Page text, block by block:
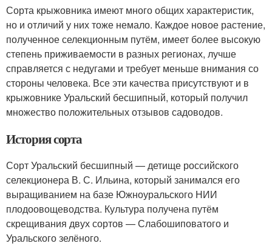
Сорта крыжовника имеют много общих характеристик,
но и отличий у них тоже немало. Каждое новое растение,
полученное селекционным путём, имеет более высокую
степень приживаемости в разных регионах, лучше
справляется с недугами и требует меньше внимания со
стороны человека. Все эти качества присутствуют и в
крыжовнике Уральский бесшипный, который получил
множество положительных отзывов садоводов.
История сорта
Сорт Уральский бесшипный — детище российского
селекционера В. С. Ильина, который занимался его
выращиванием на базе Южноуральского НИИ
плодоовощеводства. Культура получена путём
скрещивания двух сортов — Слабошиповатого и
Уральского зелёного.